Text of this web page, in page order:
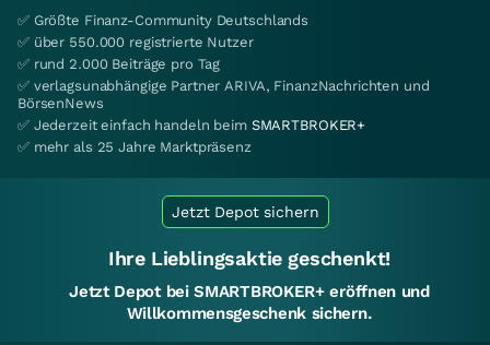
✅ Größte Finanz-Community Deutschlands
✅ über 550.000 registrierte Nutzer
✅ rund 2.000 Beiträge pro Tag
✅ verlagsunabhängige Partner ARIVA, FinanzNachrichten und
BörsenNews
✅ Jederzeit einfach handeln beim SMARTBROKER+
✅ mehr als 25 Jahre Marktpräsenz
Jetzt Depot sichern
Ihre Lieblingsaktie geschenkt!
Jetzt Depot bei SMARTBROKER+ eröffnen und
Willkommensgeschenk sichern.